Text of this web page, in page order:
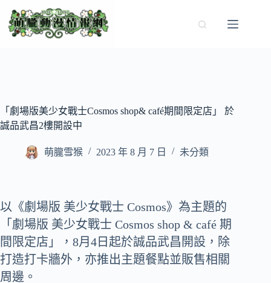
至
「劇場版美少女戰士Cosmos shop& café期間限定店」 於
誠品武昌2樓開設中
萌朧雪猴 2023 年 8 月 7 日 未分類
以《劇場版 美少女戰士 Cosmos》為主題的
「劇場版 美少女戰士 Cosmos shop & café 期
間限定店」，8月4日起於誠品武昌開設，除
打造打卡牆外，亦推出主題餐點並販售相關
周邊。